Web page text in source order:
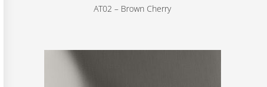
AT02 – Brown Cherry